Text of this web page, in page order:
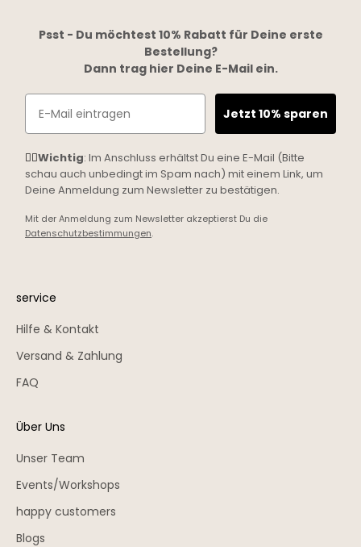
Psst - Du möchtest 10% Rabatt für Deine erste
Bestellung?
Dann trag hier Deine E-Mail ein.
Email
Jetzt 10% sparen
☝🏼Wichtig: Im Anschluss erhältst Du eine E-Mail (Bitte
schau auch unbedingt im Spam nach) mit einem Link, um
Deine Anmeldung zum Newsletter zu bestätigen.
Mit der Anmeldung zum Newsletter akzeptierst Du die
Datenschutzbestimmungen.
service
Hilfe & Kontakt
Versand & Zahlung
FAQ
Über Uns
Unser Team
Events/Workshops
happy customers
Blogs